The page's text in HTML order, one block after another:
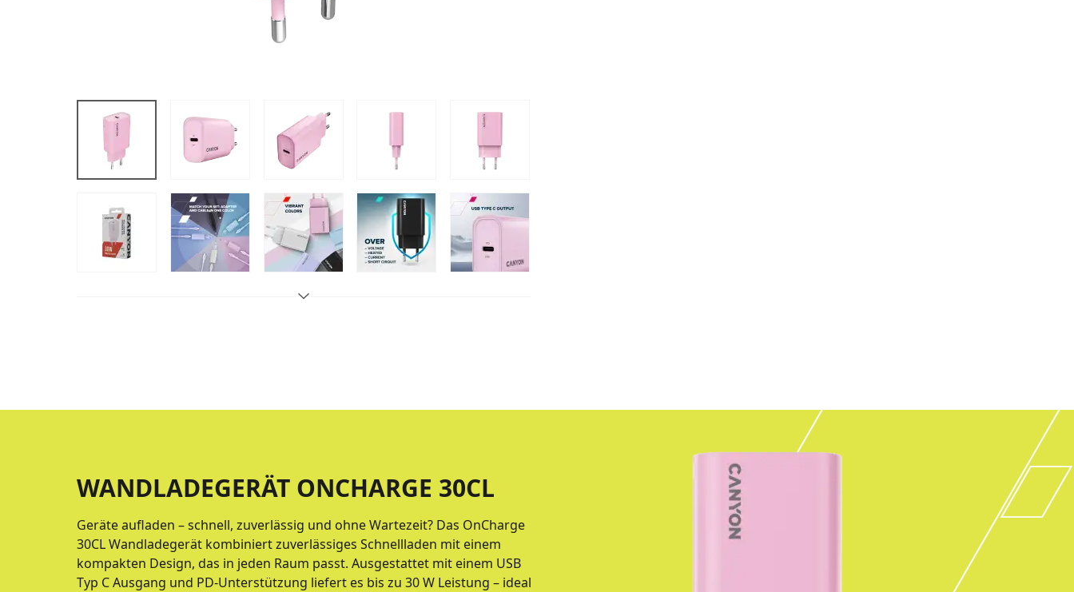
WANDLADEGERÄT ONCHARGE 30CL
Geräte aufladen – schnell, zuverlässig und ohne Wartezeit? Das OnCharge
30CL Wandladegerät kombiniert zuverlässiges Schnellladen mit einem
kompakten Design, das in jeden Raum passt. Ausgestattet mit einem USB
Typ C Ausgang und PD-Unterstützung liefert es bis zu 30 W Leistung – ideal